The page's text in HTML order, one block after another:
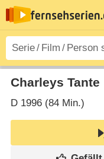
Charleys Tante
D1996 (84 Min.)